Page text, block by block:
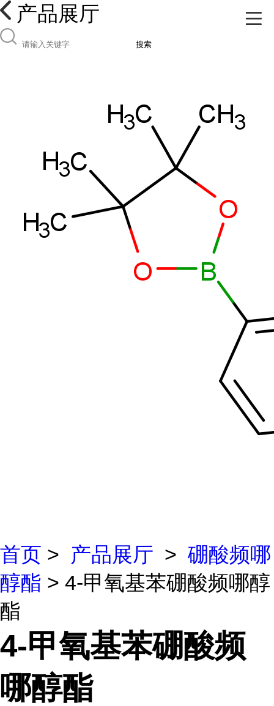
产品展厅
搜索
首页 > 产品展厅 > 硼酸频哪
醇酯 > 4-甲氧基苯硼酸频哪醇
酯
4-甲氧基苯硼酸频
哪醇酯